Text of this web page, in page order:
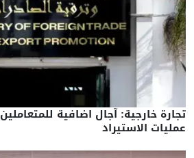
تجارة خارجية: آجال اضافية
عمليات الاستيراد